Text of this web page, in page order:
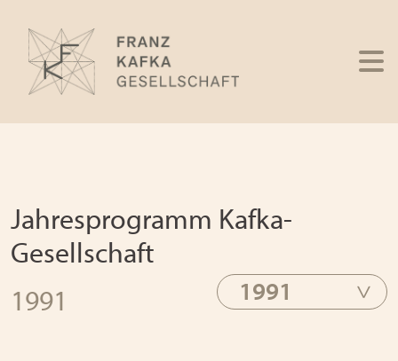
Jahresprogramm Kafka-
Gesellschaft
1991
1991